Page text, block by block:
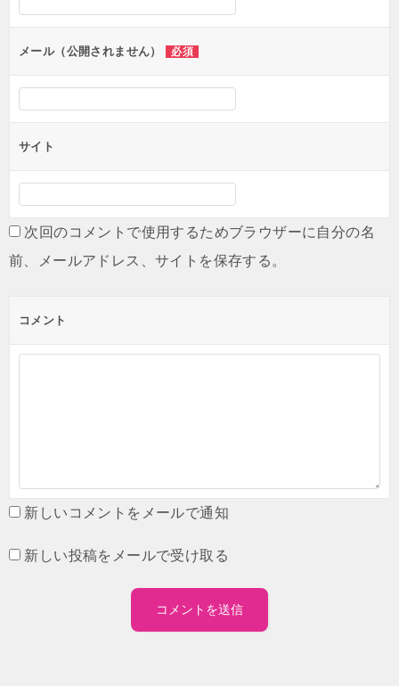
ンメール（公開されません） 必須
サイト
次回のコメントで使用するためブラウザーに自分の名
前、メールアドレス、サイトを保存する。
コメント
新しいコメントをメールで通知
新しい投稿をメールで受け取る